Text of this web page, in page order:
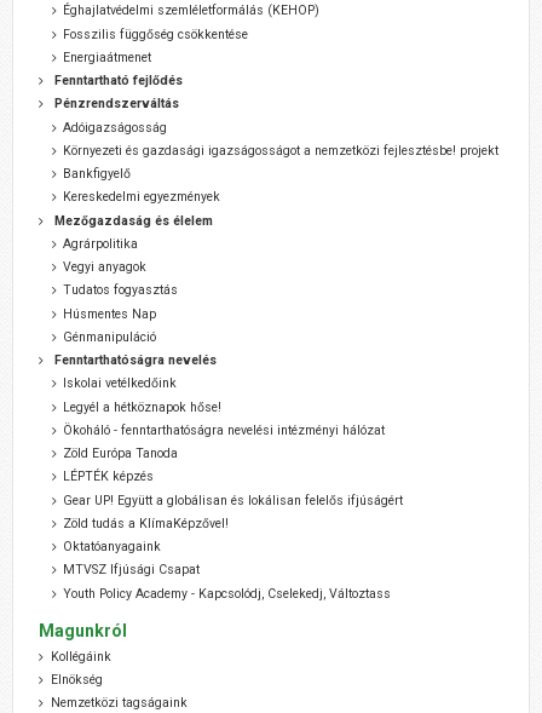
Éghajlatvédelmi szemléletformálás (KEHOP)
Fosszilis függőség csökkentése
Energiaátmenet
Fenntartható fejlődés
Pénzrendszerváltás
Adóigazságosság
Környezeti és gazdasági igazságosságot a nemzetközi fejlesztésbe! projekt
Bankfigyelő
Kereskedelmi egyezmények
Mezőgazdaság és élelem
Agrárpolitika
Vegyi anyagok
Tudatos fogyasztás
Húsmentes Nap
Génmanipuláció
Fenntarthatóságra nevelés
Iskolai vetélkedőink
Legyél a hétköznapok hőse!
Ökoháló - fenntarthatóságra nevelési intézményi hálózat
Zöld Európa Tanoda
LÉPTÉK képzés
Gear UP! Együtt a globálisan és lokálisan felelős ifjúságért
Zöld tudás a KlímaKépzővel!
Oktatóanyagaink
MTVSZ Ifjúsági Csapat
Youth Policy Academy - Kapcsolódj, Cselekedj, Változtass
Magunkról
Kollégáink
Elnökség
Nemzetközi tagságaink